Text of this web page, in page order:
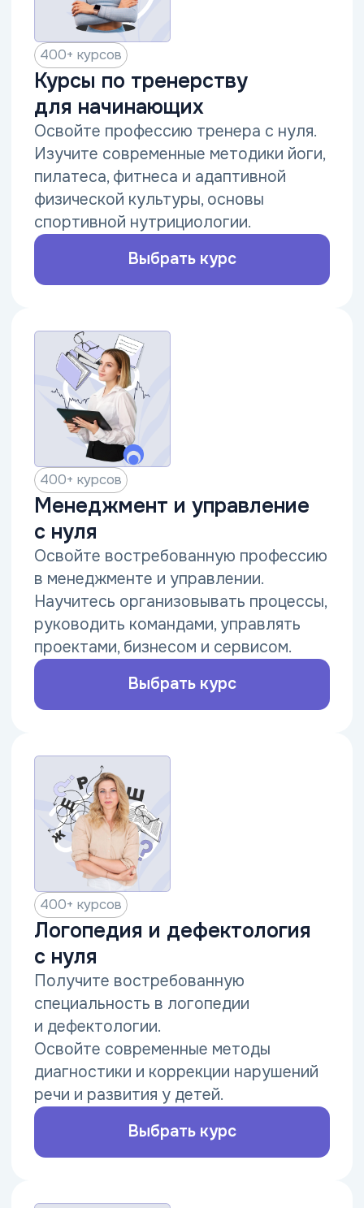
400+ курсов
Педагогика для начинающих
Освойте современную педагогику
с нуля. Научитесь преподавать детям
и взрослым — от дошкольного
образования до творческих
и развивающих направлений.
Выбрать курс
Бесплатно
Поможем выбрать
Заполните форму, чтобы получить
бесплатную консультацию
+7
Даю согласие на получение
информационной и рекламной рассылки
Оставить заявку
Нажимая на кнопку вы подтверждаете согласие на
обработку персональных данных
Преимущества